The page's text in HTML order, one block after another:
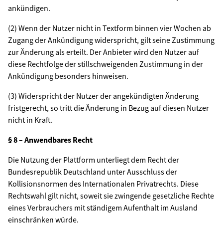
ankündigen.
(2) Wenn der Nutzer nicht in Textform binnen vier Wochen ab
Zugang der Ankündigung widerspricht, gilt seine Zustimmung
zur Änderung als erteilt. Der Anbieter wird den Nutzer auf
diese Rechtfolge der stillschweigenden Zustimmung in der
Ankündigung besonders hinweisen.
(3) Widerspricht der Nutzer der angekündigten Änderung
fristgerecht, so tritt die Änderung in Bezug auf diesen Nutzer
nicht in Kraft.
§8– Anwendbares Recht
Die Nutzung der Plattform unterliegt dem Recht der
Bundesrepublik Deutschland unter Ausschluss der
Kollisionsnormen des Internationalen Privatrechts. Diese
Rechtswahl gilt nicht, soweit sie zwingende gesetzliche Rechte
eines Verbrauchers mit ständigem Aufenthalt im Ausland
einschränken würde.